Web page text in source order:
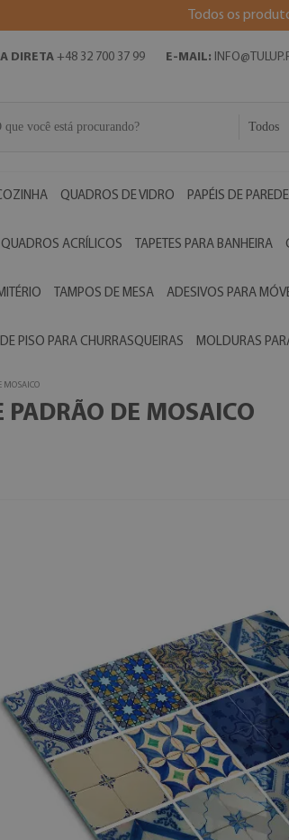
Todos os
DIRETA +48 32 700 37 99 E-MAIL:
Todos
QUADROS DE VIDRO PAPÉIS DE PAREDE
QUADROS ACRÍLICOS TAPETES PARA BANHEIRA
TAMPOS DE MESA ADESIVOS PARA
PISO PARA CHURRASQUEIRAS MOLDURAS
MOSAICO
PADRÃO DE MOSAICO